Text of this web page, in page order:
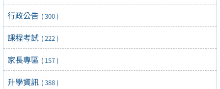
行政公告 ( 300 )
課程考試 ( 222 )
家長專區 ( 157 )
升學資訊 ( 388 )